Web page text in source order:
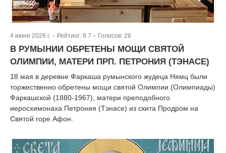
4 июня 2026 г. | Рейтинг: 9.7 Голосов: 26
В РУМЫНИИ ОБРЕТЕНЫ МОЩИ СВЯТОЙ
ОЛИМПИИ, МАТЕРИ ПРП. ПЕТРОНИЯ (ТЭНАСЕ)
18 мая в деревне Фаркаша румынского жудеца Нямц были
торжественно обретены мощи святой Олимпии (Олимпиады)
Фаркашской (1880-1967), матери преподобного
иеросхимонаха Петрония (Тэнасе) из скита Продром на
Святой горе Афон.